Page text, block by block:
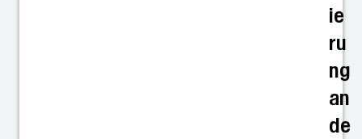
ie
ru
ng
an
de